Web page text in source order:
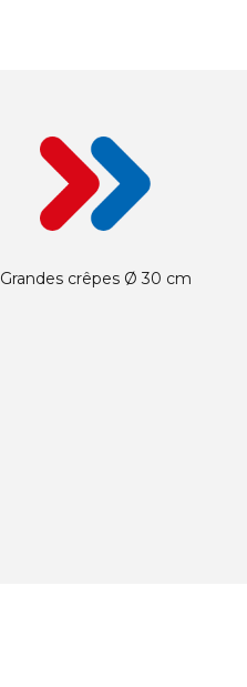
Grandes crêpes Ø 30 cm